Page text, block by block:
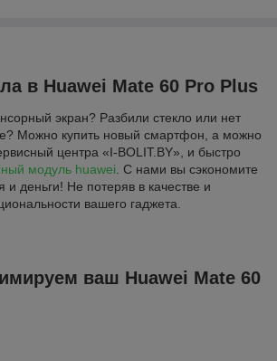
в Huawei Mate 60 Pro Plus
экран? Разбили стекло или нет
Можно купить новый смартфон, а можно
центра «I-BOLIT.BY», и быстро
модуль huawei. С нами вы сэкономите
и деньги! Не потеряв в качестве и
вашего гаджета.
ваш Huawei Mate 60